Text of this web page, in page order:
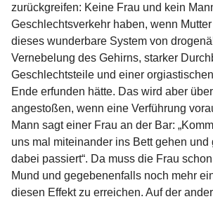
zurückgreifen: Keine Frau und kein
Geschlechtsverkehr haben, wenn
dieses wunderbare System von
Vernebelung des Gehirns, starker
Geschlechtsteile und einer
Ende erfunden hätte. Das wird aber
angestoßen, wenn eine Verführung
Mann sagt einer Frau an der Bar:
uns mal miteinander ins Bett gehen und
dabei passiert“. Da muss die Frau
Mund und gegebenenfalls noch mehr
diesen Effekt zu erreichen. Auf der